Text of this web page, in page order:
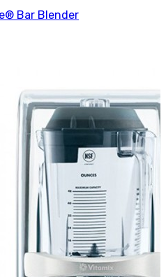
Bar Blender